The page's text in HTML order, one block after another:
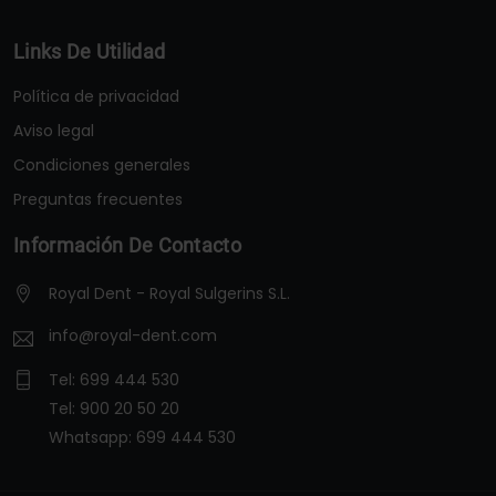
Links De Utilidad
Política de privacidad
Aviso legal
Condiciones generales
Preguntas frecuentes
Información De Contacto
Royal Dent - Royal Sulgerins S.L.
info@royal-dent.com
Tel: 699 444 530
Tel: 900 20 50 20
Whatsapp: 699 444 530